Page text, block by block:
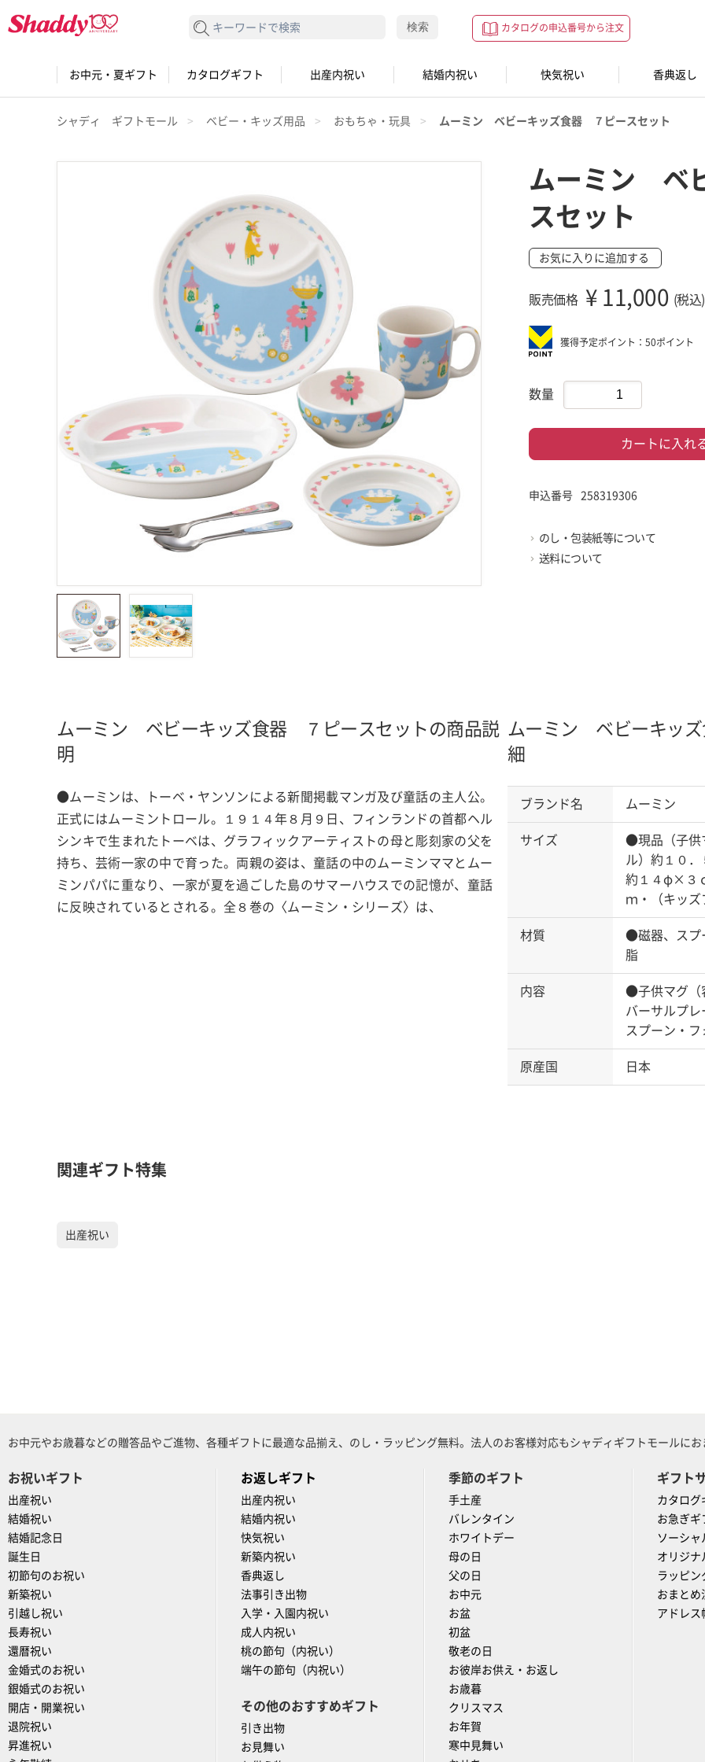
カタログの申込番号から注文
検索する 検索
お中元・夏ギフト カタログギフト 出産内祝い 結婚内祝い 快気祝い 香典返し
シャディ ギフトモール ベビー・キッズ用品 おもちゃ・玩具 ムーミン ベビーキッズ食器 ７ピースセット
ムーミン ベ
スセット
お気に入りに追加する
販売価格 ¥ 11,000 (税込)
獲得予定ポイント：50ポイント
数量
カートに入れ
申込番号 258319306
のし・包装紙等について
送料について
ムーミン ベビーキッズ食器 ７ピースセットの商品説
明
●ムーミンは、トーベ・ヤンソンによる新聞掲載マンガ及び童話の主人公。
正式にはムーミントロール。１９１４年８月９日、フィンランドの首都ヘル
シンキで生まれたトーベは、グラフィックアーティストの母と彫刻家の父を
持ち、芸術一家の中で育った。両親の姿は、童話の中のムーミンママとムー
ミンパパに重なり、一家が夏を過ごした島のサマーハウスでの記憶が、童話
に反映されているとされる。全８巻の〈ムーミン・シリーズ〉は、
ムーミン ベビーキッ
細
ブランド名 ムーミン
サイズ
●現品（子供
ル）約１０
約１４φ×３
ｍ・（キッ
材質
●磁器、スプ
脂
内容
●子供マグ（
バーサルプ
スプーン・
原産国 日本
関連ギフト特集
出産祝い
お中元やお歳暮などの贈答品やご進物、各種ギフトに最適な品揃え、のし・ラッピング無料。法人のお客様対応もシャディギフトモールに
お祝いギフト
出産祝い
結婚祝い
結婚記念日
誕生日
初節句のお祝い
新築祝い
引越し祝い
長寿祝い
還暦祝い
金婚式のお祝い
銀婚式のお祝い
開店・開業祝い
退院祝い
昇進祝い
お返しギフト
出産内祝い
結婚内祝い
快気祝い
新築内祝い
香典返し
法事引き出物
入学・入園内祝い
成人内祝い
桃の節句（内祝い）
端午の節句（内祝い）
その他のおすすめギフト
引き出物
お見舞い
季節のギフト
手土産
バレンタイン
ホワイトデー
母の日
父の日
お中元
お盆
初盆
敬老の日
お彼岸お供え・お返し
お歳暮
クリスマス
お年賀
寒中見舞い
ギフト
カタログ
お急ぎギ
ソーシャ
オリジナ
ラッピン
おまとめ
アドレス